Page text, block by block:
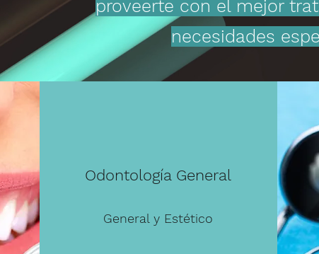
proveerte con el mejor
necesidades
Odontología General
General y Estético